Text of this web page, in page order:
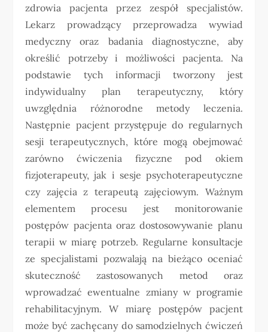
zdrowia pacjenta przez zespół specjalistów.
Lekarz prowadzący przeprowadza wywiad
medyczny oraz badania diagnostyczne, aby
określić potrzeby i możliwości pacjenta. Na
podstawie tych informacji tworzony jest
indywidualny plan terapeutyczny, który
uwzględnia różnorodne metody leczenia.
Następnie pacjent przystępuje do regularnych
sesji terapeutycznych, które mogą obejmować
zarówno ćwiczenia fizyczne pod okiem
fizjoterapeuty, jak i sesje psychoterapeutyczne
czy zajęcia z terapeutą zajęciowym. Ważnym
elementem procesu jest monitorowanie
postępów pacjenta oraz dostosowywanie planu
terapii w miarę potrzeb. Regularne konsultacje
ze specjalistami pozwalają na bieżąco oceniać
skuteczność zastosowanych metod oraz
wprowadzać ewentualne zmiany w programie
rehabilitacyjnym. W miarę postępów pacjent
może być zachęcany do samodzielnych ćwiczeń